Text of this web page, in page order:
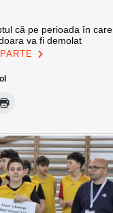
că pe perioada în care
va fi demolat